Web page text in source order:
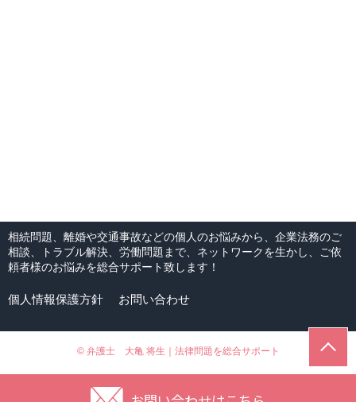
相続問題、離婚や交通事故などの個人のお悩みから、企業法務のご
相談、トラブル解決、労働問題まで、ネットワークを生かし、ご依
頼者様のお悩みを総合サポート致します！
個人情報保護方針 お問い合わせ
© 弁護士 大亀 将生｜法律問題を総合サポート